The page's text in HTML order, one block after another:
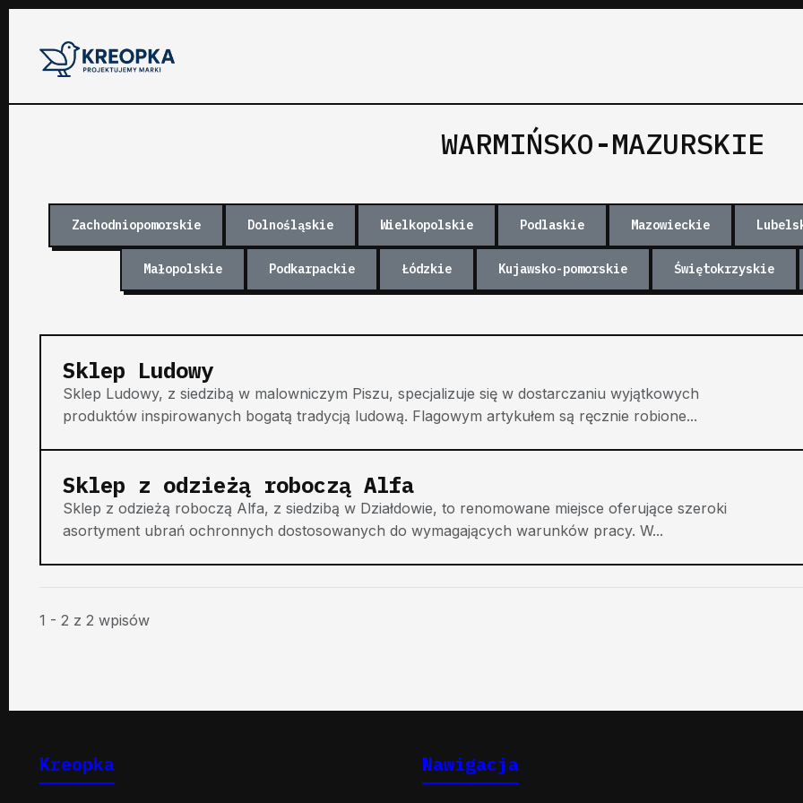
WARMIŃSKO-MAZURSKIE
Zachodniopomorskie Dolnośląskie Wielkopolskie Podlaskie Mazowieckie
Małopolskie Podkarpackie Łódzkie Kujawsko-pomorskie Świętokrzyskie
Sklep Ludowy
Sklep Ludowy, z siedzibą w malowniczym Piszu, specjalizuje się w dostarczaniu wyjątkowych
produktów inspirowanych bogatą tradycją ludową. Flagowym artykułem są ręcznie robione...
Sklep z odzieżą roboczą Alfa
Sklep z odzieżą roboczą Alfa, z siedzibą w Działdowie, to renomowane miejsce oferujące szeroki
asortyment ubrań ochronnych dostosowanych do wymagających warunków pracy. W...
1 - 2 z 2 wpisów
Kreopka Nawigacja